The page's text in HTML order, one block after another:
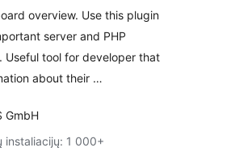
overview. Use this plugin
server and PHP
Useful tool for developer that
about their …
GmbH
instaliacijų: 1 000+